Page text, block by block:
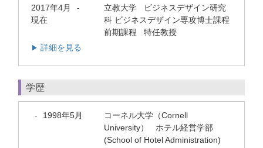
2017年4月 -
現在
立教大学 ビジネスデザイン研究
科 ビジネスデザイン専攻博士課程
前期課程 特任教授
▶ 詳細を見る
学歴
- 1998年5月
コーネル大学（Cornell
University） ホテル経営学部
(School of Hotel Administration)